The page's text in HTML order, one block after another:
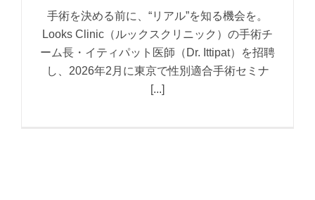
手術を決める前に、“リアル”を知る機会を。
Looks Clinic（ルックスクリニック）の手術チ
ーム長・イティパット医師（Dr. Ittipat）を招聘
し、2026年2月に東京で性別適合手術セミナ
[...]